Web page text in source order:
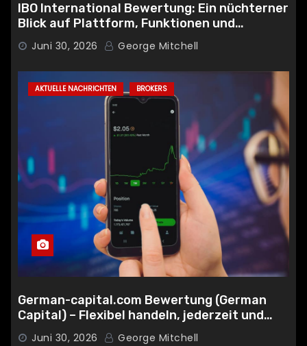
IBO International Bewertung: Ein nüchterner
Blick auf Plattform, Funktionen und
Sicherheit
Juni 30, 2026 George Mitchell
AKTUELLE NACHRICHTEN BROKERS
German-capital.com Bewertung (German
Capital) – Flexibel handeln, jederzeit und
überall
Juni 30, 2026 George Mitchell